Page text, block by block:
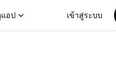
แอป เข้าสู่ระบบ